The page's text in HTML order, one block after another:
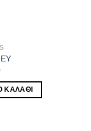
ΚΑΛΆΘΙ